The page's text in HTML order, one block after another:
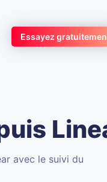
Essayez
avec le suivi du